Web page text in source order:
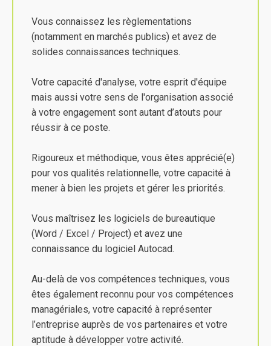
Vous connaissez les règlementations
(notamment en marchés publics) et avez de
solides connaissances techniques.
Votre capacité d'analyse, votre esprit d'équipe
mais aussi votre sens de l'organisation associé
à votre engagement sont autant d’atouts pour
réussir à ce poste.
Rigoureux et méthodique, vous êtes apprécié(e)
pour vos qualités relationnelle, votre capacité à
mener à bien les projets et gérer les priorités.
Vous maîtrisez les logiciels de bureautique
(Word / Excel / Project) et avez une
connaissance du logiciel Autocad.
Au-delà de vos compétences techniques, vous
êtes également reconnu pour vos compétences
managériales, votre capacité à représenter
l’entreprise auprès de vos partenaires et votre
aptitude à développer votre activité.